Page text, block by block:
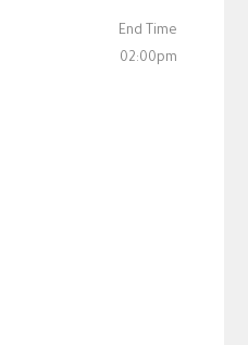
End Time
02:00pm